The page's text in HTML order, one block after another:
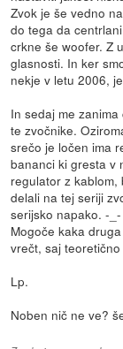
Zvok je še vedno
do tega da
crkne še woofer. Z
glasnosti. In ker
nekje v letu 2006,
In sedaj me
te zvočnike.
srečo je ločen ima
bananci ki gresta v
regulator z
delali na tej seriji
serijsko napako. -_-
Mogoče kaka
vrečt, saj
Lp.
Noben nič ne ve?